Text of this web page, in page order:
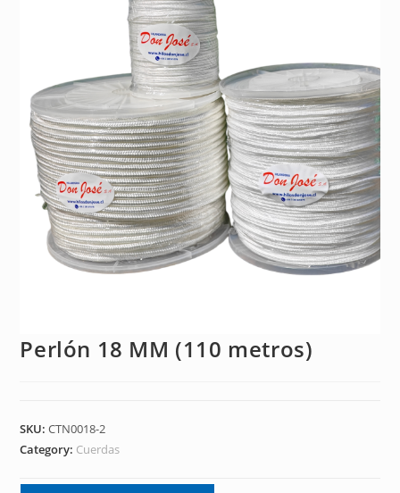
Perlón 18 MM (110 metros)
SKU:CTN0018-2
Category: Cuerdas